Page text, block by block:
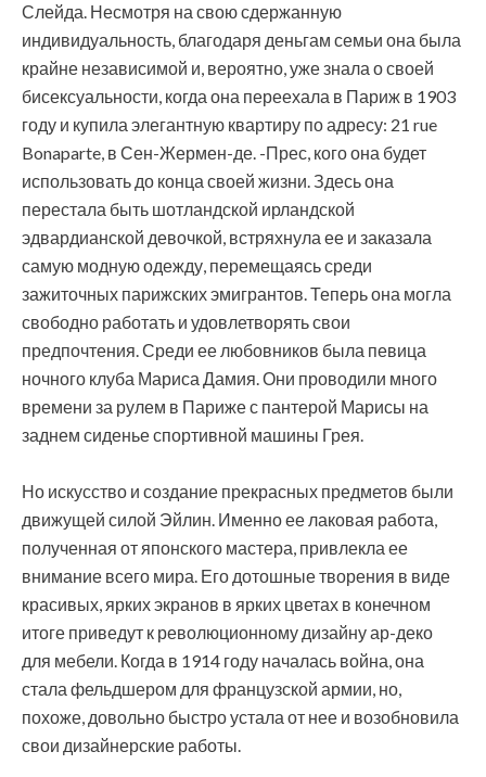
Слейда. Несмотря на свою сдержанную
индивидуальность, благодаря деньгам семьи она была
крайне независимой и, вероятно, уже знала о своей
бисексуальности, когда она переехала в Париж в 1903
году и купила элегантную квартиру по адресу: 21 rue
Bonaparte, в Сен-Жермен-де. -Прес, кого она будет
использовать до конца своей жизни. Здесь она
перестала быть шотландской ирландской
эдвардианской девочкой, встряхнула ее и заказала
самую модную одежду, перемещаясь среди
зажиточных парижских эмигрантов. Теперь она могла
свободно работать и удовлетворять свои
предпочтения. Среди ее любовников была певица
ночного клуба Мариса Дамия. Они проводили много
времени за рулем в Париже с пантерой Марисы на
заднем сиденье спортивной машины Грея.
Но искусство и создание прекрасных предметов были
движущей силой Эйлин. Именно ее лаковая работа,
полученная от японского мастера, привлекла ее
внимание всего мира. Его дотошные творения в виде
красивых, ярких экранов в ярких цветах в конечном
итоге приведут к революционному дизайну ар-деко
для мебели. Когда в 1914 году началась война, она
стала фельдшером для французской армии, но,
похоже, довольно быстро устала от нее и возобновила
свои дизайнерские работы.